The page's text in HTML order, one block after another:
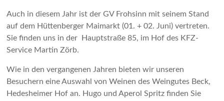
Auch in diesem Jahr ist der GV Frohsinn mit seinem Stand
auf dem Hüttenberger Maimarkt (01. + 02. Juni) vertreten.
Sie finden uns in der Hauptstraße 85, im Hof des KFZ-
Service Martin Zörb.
Wie in den vergangenen Jahren bieten wir unseren
Besuchern eine Auswahl von Weinen des Weingutes Beck,
Hedesheimer Hof an. Hugo und Aperol Spritz finden Sie